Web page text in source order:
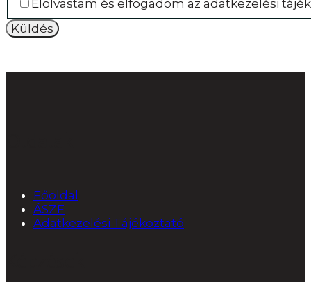
Elolvastam és elfogadom az adatkezelési
Főoldal
ÁSZF
Adatkezelési Tájékoztató